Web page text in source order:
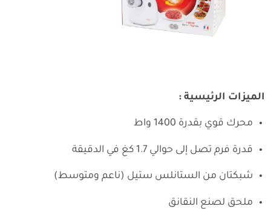
الميزات الرئيسية :
محرك قوي بقدرة 1400 واط
قدرة فرم تصل إلى حوالي 1.7 كغ في الدقيقة
شبكتان من الستانلس ستيل (ناعم ومتوسط)
ملحق لصنع النقانق